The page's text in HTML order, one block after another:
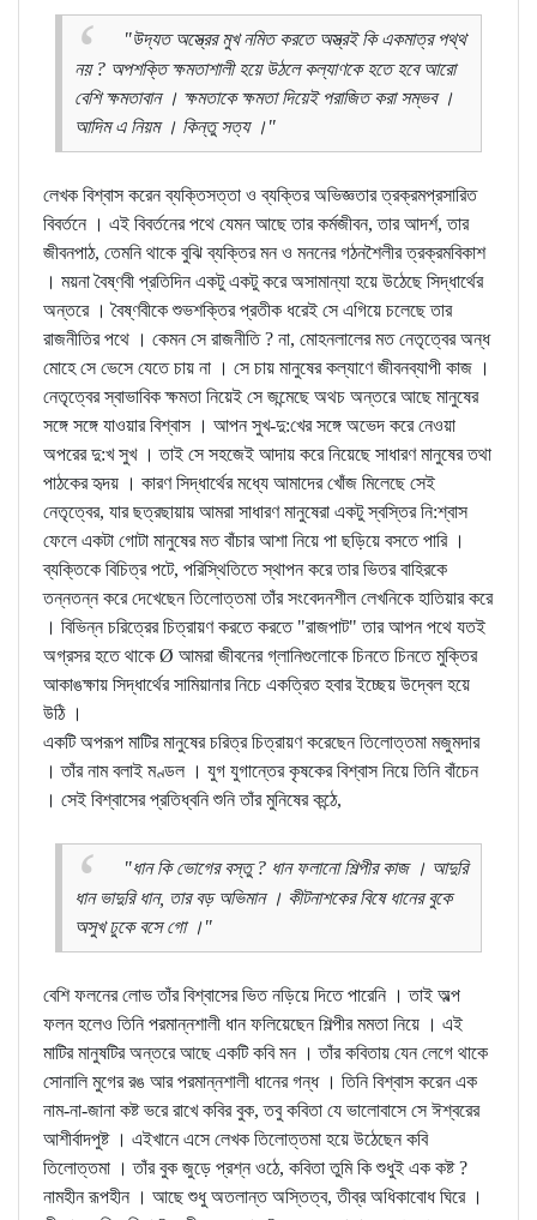
"উদ্যত অস্ত্রের মুখ নমিত করতে অস্ত্রই কি একমাত্র পথ্থ
নয় ? অপশক্তি ক্ষমতাশালী হয়ে উঠলে কল্যাণকে হতে হবে আরো
বেশি ক্ষমতাবান । ক্ষমতাকে ক্ষমতা দিয়েই পরাজিত করা সম্ভব ।
আদিম এ নিয়ম । কিন্তু সত্য ।"
লেখক বিশ্বাস করেন ব্যক্তিসত্তা ও ব্যক্তির অভিজ্ঞতার ত্রক্রমপ্রসারিত
বিবর্তনে । এই বিবর্তনের পথে যেমন আছে তার কর্মজীবন, তার আদর্শ, তার
জীবনপাঠ, তেমনি থাকে বুঝি ব্যক্তির মন ও মননের গঠনশৈলীর ত্রক্রমবিকাশ
। ময়না বৈষ্ণবী প্রতিদিন একটু একটু করে অসামান্যা হয়ে উঠেছে সিদ্ধার্থের
অন্তরে । বৈষ্ণবীকে শুভশক্তির প্রতীক ধরেই সে এগিয়ে চলেছে তার
রাজনীতির পথে । কেমন সে রাজনীতি ? না, মোহনলালের মত নেতৃত্বের অন্ধ
মোহে সে ভেসে যেতে চায় না । সে চায় মানুষের কল্যাণে জীবনব্যাপী কাজ ।
নেতৃত্বের স্বাভাবিক ক্ষমতা নিয়েই সে জন্মেছে অথচ অন্তরে আছে মানুষের
সঙ্গে সঙ্গে যাওয়ার বিশ্বাস । আপন সুখ-দু:খের সঙ্গে অভেদ করে নেওয়া
অপরের দু:খ সুখ । তাই সে সহজেই আদায় করে নিয়েছে সাধারণ মানুষের তথা
পাঠকের হৃদয় । কারণ সিদ্ধার্থের মধ্যে আমাদের খোঁজ মিলেছে সেই
নেতৃত্বের, যার ছত্রছায়ায় আমরা সাধারণ মানুষেরা একটু স্বস্তির নি:শ্বাস
ফেলে একটা গোটা মানুষের মত বাঁচার আশা নিয়ে পা ছড়িয়ে বসতে পারি ।
ব্যক্তিকে বিচিত্র পটে, পরিস্থিতিতে স্থাপন করে তার ভিতর বাহিরকে
তন্নতন্ন করে দেখেছেন তিলোত্তমা তাঁর সংবেদনশীল লেখনিকে হাতিয়ার করে
। বিভিন্ন চরিত্রের চিত্রায়ণ করতে করতে "রাজপাট" তার আপন পথে যতই
অগ্রসর হতে থাকে Ø আমরা জীবনের গ্লানিগুলোকে চিনতে চিনতে মুক্তির
আকাঙক্ষায় সিদ্ধার্থের সামিয়ানার নিচে একত্রিত হবার ইচ্ছেয় উদ্বেল হয়ে
উঠি ।
একটি অপরূপ মাটির মানুষের চরিত্র চিত্রায়ণ করেছেন তিলোত্তমা মজুমদার
। তাঁর নাম বলাই মণ্ডল । যুগ যুগান্তের কৃষকের বিশ্বাস নিয়ে তিনি বাঁচেন
। সেই বিশ্বাসের প্রতিধ্বনি শুনি তাঁর মুনিষের কন্ঠে,
"ধান কি ভোগের বস্তু ? ধান ফলানো শিল্পীর কাজ । আদুরি
ধান ভাদুরি ধান, তার বড় অভিমান । কীটনাশকের বিষে ধানের বুকে
অসুখ ঢুকে বসে গো ।"
বেশি ফলনের লোভ তাঁর বিশ্বাসের ভিত নড়িয়ে দিতে পারেনি । তাই অল্প
ফলন হলেও তিনি পরমান্নশালী ধান ফলিয়েছেন শিল্পীর মমতা নিয়ে । এই
মাটির মানুষটির অন্তরে আছে একটি কবি মন । তাঁর কবিতায় যেন লেগে থাকে
সোনালি মুগের রঙ আর পরমান্নশালী ধানের গন্ধ । তিনি বিশ্বাস করেন এক
নাম-না-জানা কষ্ট ভরে রাখে কবির বুক, তবু কবিতা যে ভালোবাসে সে ঈশ্বরের
আশীর্বাদপুষ্ট । এইখানে এসে লেখক তিলোত্তমা হয়ে উঠেছেন কবি
তিলোত্তমা । তাঁর বুক জুড়ে প্রশ্ন ওঠে, কবিতা তুমি কি শুধুই এক কষ্ট ?
নামহীন রূপহীন । আছে শুধু অতলান্ত অস্তিত্ব, তীব্র অধিকাবোধ ঘিরে ।